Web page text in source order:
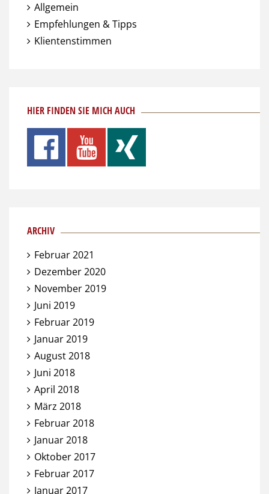
Allgemein
Empfehlungen & Tipps
Klientenstimmen
HIER FINDEN SIE MICH AUCH
ARCHIV
Februar 2021
Dezember 2020
November 2019
Juni 2019
Februar 2019
Januar 2019
August 2018
Juni 2018
April 2018
März 2018
Februar 2018
Januar 2018
Oktober 2017
Februar 2017
Januar 2017